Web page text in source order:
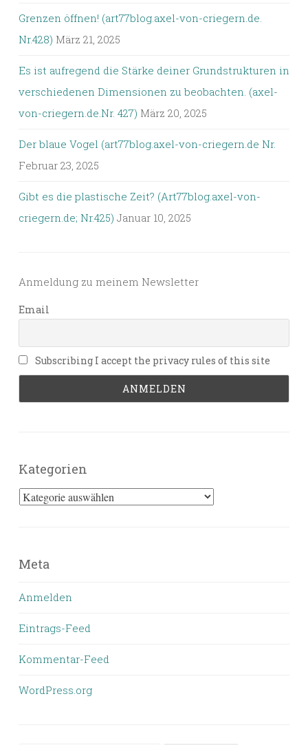
Grenzen öffnen! (art77blog.axel-von-criegern.de.
Nr.428) März 21, 2025
Es ist aufregend die Stärke deiner Grundstrukturen in
verschiedenen Dimensionen zu beobachten. (axel-
von-criegern.de.Nr. 427) März 20, 2025
Der blaue Vogel (art77blog.axel-von-criegern.de Nr.
Februar 23, 2025
Gibt es die plastische Zeit? (Art77blog.axel-von-
criegern.de; Nr.425) Januar 10, 2025
Anmeldung zu meinem Newsletter
Email
Subscribing I accept the privacy rules of this site
Kategorien
Kategorien
Meta
Anmelden
Eintrags-Feed
Kommentar-Feed
WordPress.org